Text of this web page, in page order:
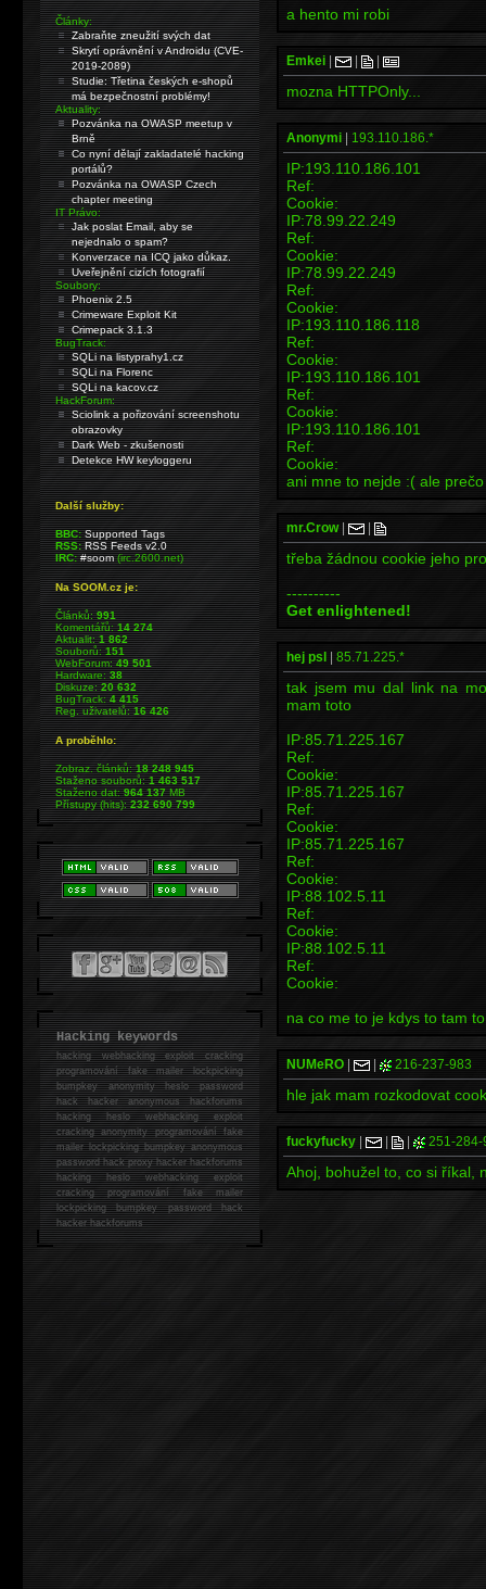
a hento mi robi
Emkei
mozna HTTPOnly...
Anonymi 193.110.186.*
IP:193.110.186.101
Ref:
Cookie:
IP:78.99.22.249
Ref:
Cookie:
IP:78.99.22.249
Ref:
Cookie:
IP:193.110.186.118
Ref:
Cookie:
IP:193.110.186.101
Ref:
Cookie:
IP:193.110.186.101
Ref:
Cookie:
ani mne to nejde :( ale
mr.Crow|
třeba žádnou cookie jeho
----------
Get enlightened!
hej psl 85.71.225.*
tak jsem mu dal link na
mam toto
IP:85.71.225.167
Ref:
Cookie:
IP:85.71.225.167
Ref:
Cookie:
IP:85.71.225.167
Ref:
Cookie:
IP:88.102.5.11
Ref:
Cookie:
IP:88.102.5.11
Ref:
Cookie:
na co me to je kdys to tam
NUMeRO 216-237-983
hle jak mam rozkodovat
fuckyfucky 251-284-
Ahoj, bohužel to, co si říkal,
Články:
Zabraňte zneužití svých dat
Skrytí oprávnění v Androidu (CVE-
2019-2089)
Studie: Třetina českých e-shopů
má bezpečnostní problémy!
Aktuality:
Pozvánka na OWASP meetup v
Brně
Co nyní dělají zakladatelé hacking
portálů?
Pozvánka na OWASP Czech
chapter meeting
IT Právo:
Jak poslat Email, aby se
nejednalo o spam?
Konverzace na ICQ jako důkaz.
Uveřejnění cizích fotografií
Soubory:
Phoenix 2.5
Crimeware Exploit Kit
Crimepack 3.1.3
BugTrack:
SQLi na listyprahy1.cz
SQLi na Florenc
SQLi na kacov.cz
HackForum:
Sciolink a pořizování screenshotu
obrazovky
Dark Web - zkušenosti
Detekce HW keyloggeru
Další služby:
BBC: Supported Tags
RSS: RSS Feeds v2.0
IRC: #soom(irc.2600.net)
Na SOOM.cz je:
Článků:991
Komentářů:14 274
Aktualit:1 862
Souborů:151
WebForum:49 501
Hardware:38
Diskuze:20 632
BugTrack:4 415
Reg. uživatelů:16 426
A proběhlo:
Zobraz. článků:18 248 945
Staženo souborů:1 463 517
Staženo dat:964 137MB
Přístupy (hits):232 690 799
Hacking keywords
hackingwebhacking exploit cracking
programování fake mailer lockpicking
bumpkey anonymity heslo password
hackhacker anonymous hackforums
hackingheslo webhacking exploit
cracking anonymity programování fake
mailer lockpicking bumpkey anonymous
password hack proxy hacker hackforums
hacking heslo webhacking exploit
cracking programování fake mailer
lockpicking bumpkey password hack
hackerhackforums